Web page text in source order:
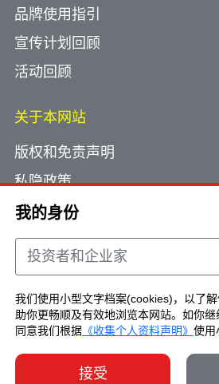
我的身份
投资者和企业家
我们使用小型文字档案(cookies)，以了
助你更畅顺及有效地浏览本网站。如你
同意我们根据 《收集个人资料声明》 使用
接受
品牌使用指引
宣传计划回顾
活动回顾
关于本网站
版权和免责声明
私隐政策
使用小型文字档案
网页指南
联络我们
Copyright © Brand Hong Kong.
Reserved.